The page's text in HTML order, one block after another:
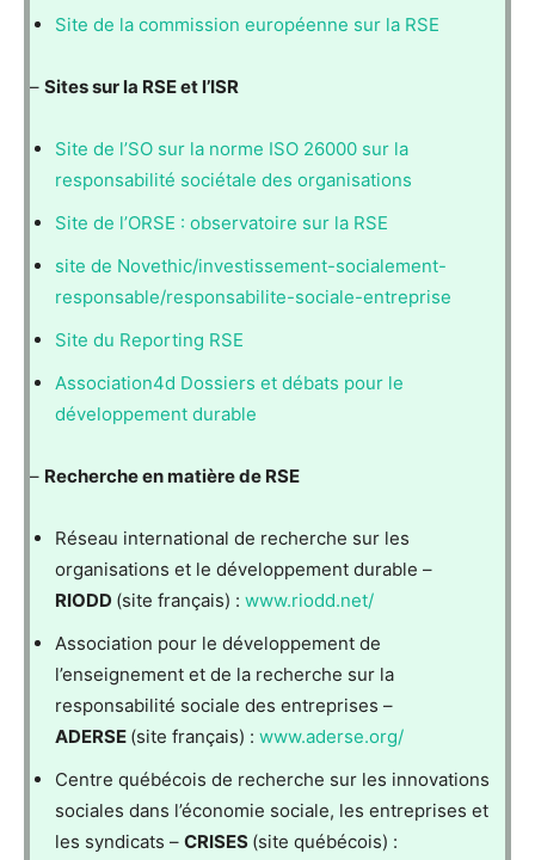
Site de la commission européenne sur la RSE
– Sites sur la RSE et l’ISR
Site de l’SO sur la norme ISO 26000 sur la
responsabilité sociétale des organisations
Site de l’ORSE : observatoire sur la RSE
site de Novethic/investissement-socialement-
responsable/responsabilite-sociale-entreprise
Site du Reporting RSE
Association4d Dossiers et débats pour le
développement durable
– Recherche en matière de RSE
Réseau international de recherche sur les
organisations et le développement durable –
RIODD (site français) : www.riodd.net/
Association pour le développement de
l’enseignement et de la recherche sur la
responsabilité sociale des entreprises –
ADERSE (site français) : www.aderse.org/
Centre québécois de recherche sur les innovations
sociales dans l’économie sociale, les entreprises et
les syndicats – CRISES (site québécois) :